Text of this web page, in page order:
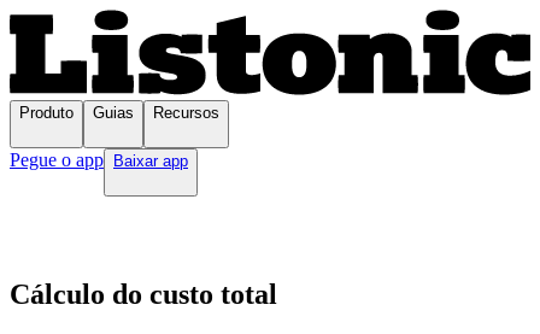
Produto Guias Recursos
Pegue o app Baixar app
Cálculo do custo total